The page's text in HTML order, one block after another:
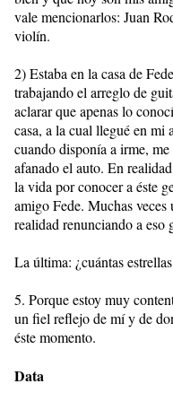
vale mencionarlos: Juan
violín.
2) Estaba en la casa de
trabajando el arreglo de
aclarar que apenas lo
casa, a la cual llegué en
cuando disponía a irme,
afanado el auto. En
la vida por conocer a éste
amigo Fede. Muchas
realidad renunciando a eso
La última: ¿cuántas
5. Porque estoy muy
un fiel reflejo de mí y de
éste momento.
Data